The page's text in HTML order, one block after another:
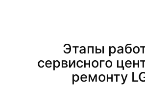
Этапы
сервисного
ремонту